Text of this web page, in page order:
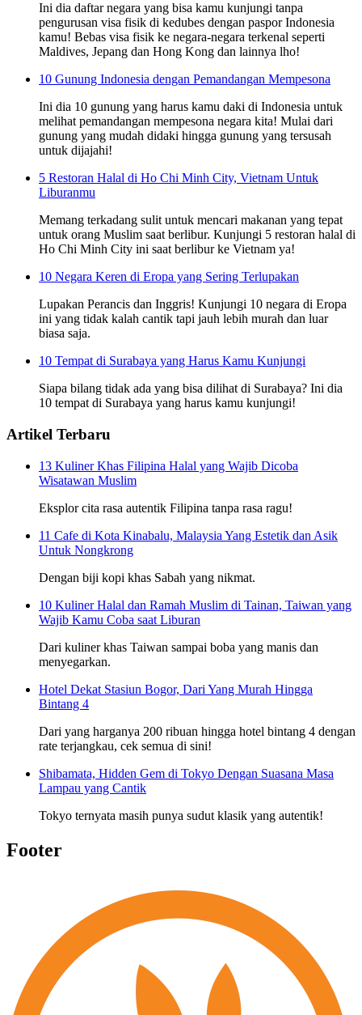
Ini dia daftar negara yang bisa kamu kunjungi tanpa
pengurusan visa fisik di kedubes dengan paspor Indonesia
kamu! Bebas visa fisik ke negara-negara terkenal seperti
Maldives, Jepang dan Hong Kong dan lainnya lho!
10 Gunung Indonesia dengan Pemandangan Mempesona
Ini dia 10 gunung yang harus kamu daki di Indonesia untuk
melihat pemandangan mempesona negara kita! Mulai dari
gunung yang mudah didaki hingga gunung yang tersusah
untuk dijajahi!
5 Restoran Halal di Ho Chi Minh City, Vietnam Untuk
Liburanmu
Memang terkadang sulit untuk mencari makanan yang tepat
untuk orang Muslim saat berlibur. Kunjungi 5 restoran halal di
Ho Chi Minh City ini saat berlibur ke Vietnam ya!
10 Negara Keren di Eropa yang Sering Terlupakan
Lupakan Perancis dan Inggris! Kunjungi 10 negara di Eropa
ini yang tidak kalah cantik tapi jauh lebih murah dan luar
biasa saja.
10 Tempat di Surabaya yang Harus Kamu Kunjungi
Siapa bilang tidak ada yang bisa dilihat di Surabaya? Ini dia
10 tempat di Surabaya yang harus kamu kunjungi!
Artikel Terbaru
13 Kuliner Khas Filipina Halal yang Wajib Dicoba
Wisatawan Muslim
Eksplor cita rasa autentik Filipina tanpa rasa ragu!
11 Cafe di Kota Kinabalu, Malaysia Yang Estetik dan Asik
Untuk Nongkrong
Dengan biji kopi khas Sabah yang nikmat.
10 Kuliner Halal dan Ramah Muslim di Tainan, Taiwan yang
Wajib Kamu Coba saat Liburan
Dari kuliner khas Taiwan sampai boba yang manis dan
menyegarkan.
Hotel Dekat Stasiun Bogor, Dari Yang Murah Hingga
Bintang 4
Dari yang harganya 200 ribuan hingga hotel bintang 4 dengan
rate terjangkau, cek semua di sini!
Shibamata, Hidden Gem di Tokyo Dengan Suasana Masa
Lampau yang Cantik
Tokyo ternyata masih punya sudut klasik yang autentik!
Footer